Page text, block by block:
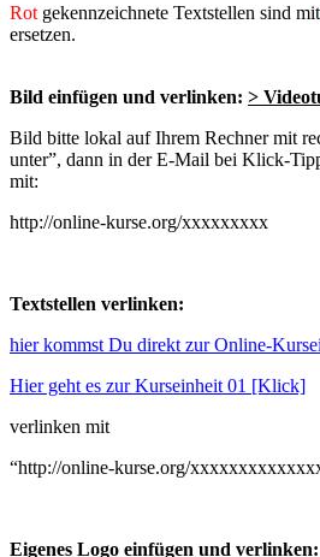
Rot gekennzeichnete Textstellen sind mit
ersetzen.
Bild einfügen und verlinken: >
Bild bitte lokal auf Ihrem Rechner mit
unter”, dann in der E-Mail bei Klick-
mit:
http://online-kurse.org/xxxxxxxxx
Textstellen verlinken:
hier kommst Du direkt zur Online-
Hier geht es zur Kurseinheit 01 [Klick]
verlinken mit
“http://online-kurse.org/
Eigenes Logo einfügen und verlinken: